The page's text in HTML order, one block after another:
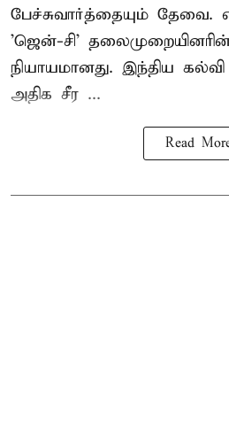
பேச்சுவார்த்தையும் தேவை.
'ஜென்-சி'
நியாயமானது. இந்திய
அதிக சீர ...
Read